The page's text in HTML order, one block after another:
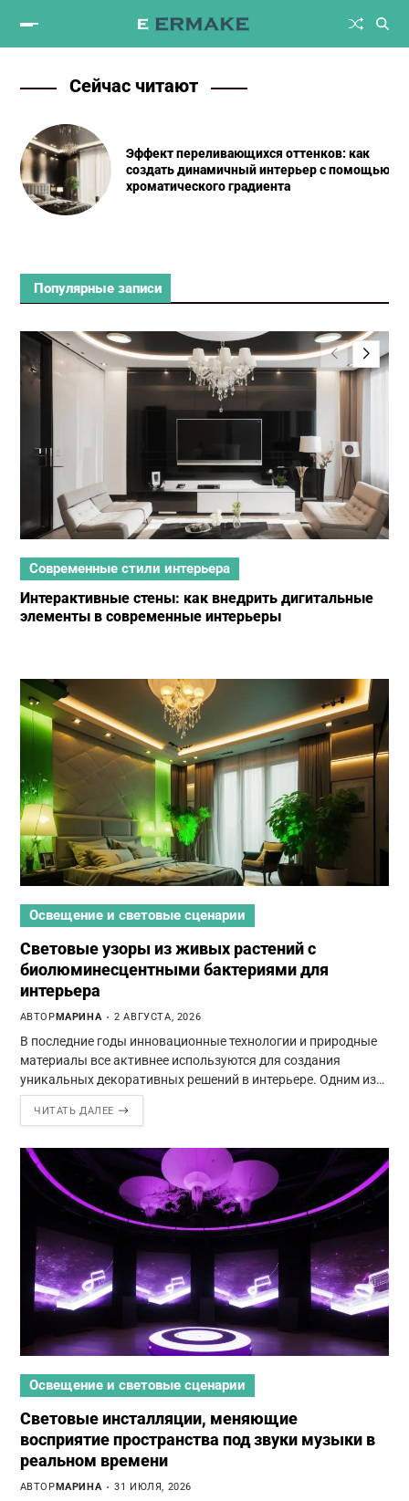
Сейчас читают
Эффект переливающихся оттенков: как
создать динамичный интерьер с помощью
хроматического градиента
Популярные записи
Современные стили интерьера
Интерактивные стены: как внедрить дигитальные
элементы в современные интерьеры
Освещение и световые сценарии
Световые узоры из живых растений с
биолюминесцентными бактериями для
интерьера
АВТОР МАРИНА 2 АВГУСТА, 2026
В последние годы инновационные технологии и природные
материалы все активнее используются для создания
уникальных декоративных решений в интерьере. Одним из…
ЧИТАТЬ ДАЛЕЕ
Освещение и световые сценарии
Световые инсталляции, меняющие
восприятие пространства под звуки музыки в
реальном времени
АВТОРМАРИНА 31 ИЮЛЯ, 2026